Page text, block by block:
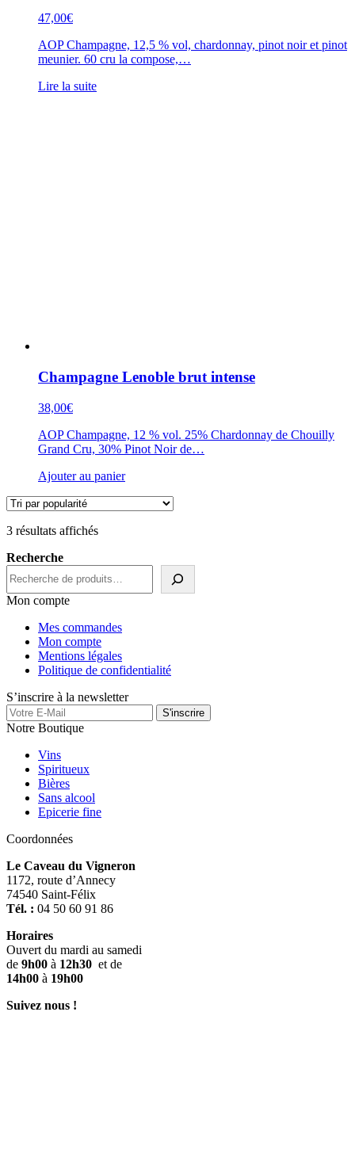
47,00€
AOP Champagne, 12,5 % vol, chardonnay, pinot noir et pinot
meunier. 60 cru la compose,…
Lire la suite
Champagne Lenoble brut intense
38,00€
AOP Champagne, 12 % vol. 25% Chardonnay de Chouilly
Grand Cru, 30% Pinot Noir de…
Ajouter au panier
3 résultats affichésTrié
Recherche
Mon compte
Mes commandes
Mon compte
Mentions légales
Politique de confidentialité
S’inscrire à la newsletter
Notre Boutique
Vins
Spiritueux
Bières
Sans alcool
Epicerie fine
Coordonnées
Le Caveau du Vigneron
1172, route d’Annecy
74540 Saint-Félix
Tél. : 04 50 60 91 86
Horaires
Ouvert du mardi au samedi
de 9h00 à 12h30 et de
14h00 à 19h00
Suivez nous !